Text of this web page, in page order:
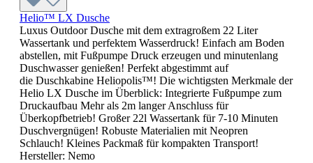
Helio™ LX Dusche
Luxus Outdoor Dusche mit dem extragroßem 22 Liter
Wassertank und perfektem Wasserdruck! Einfach am Boden
abstellen, mit Fußpumpe Druck erzeugen und minutenlang
Duschwasser genießen! Perfekt abgestimmt auf
die Duschkabine Heliopolis™! Die wichtigsten Merkmale der
Helio LX Dusche im Überblick: Integrierte Fußpumpe zum
Druckaufbau Mehr als 2m langer Anschluss für
Überkopfbetrieb! Großer 22l Wassertank für 7-10 Minuten
Duschvergnügen! Robuste Materialien mit Neopren
Schlauch! Kleines Packmaß für kompakten Transport!
Hersteller: Nemo